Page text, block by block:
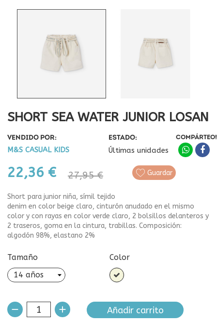
SHORT SEA WATER JUNIOR LOSAN
VENDIDO POR:
M&S CASUAL KIDS
ESTADO:
Últimas unidades
22,36 € 27,95 €
COMPÁRTEO!
Guardar
Short para junior niña, símil tejido
denim en color beige claro, cinturón anudado en el mismo
color y con rayas en color verde claro, 2 bolsillos delanteros y
2 traseros, goma en la cintura, trabillas. Composición:
algodón 98%, elastano 2%
Tamaño Color
Beige
Añadir carrito